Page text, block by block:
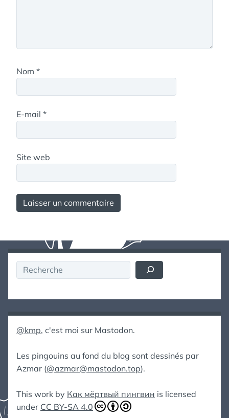
Nom *
E-mail *
Site web
Rechercher
@kmp, c'est moi sur Mastodon.
Les pingouins au fond du blog sont dessinés par
Azmar (@azmar@mastodon.top).
This work by Как мёртвый пингвин is licensed
under CC BY-SA 4.0